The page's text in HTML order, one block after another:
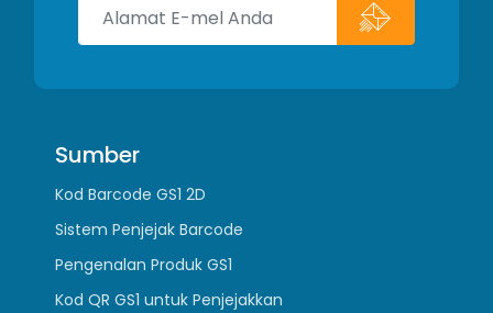
Sumber
Kod Barcode GS1 2D
Sistem Penjejak Barcode
Pengenalan Produk GS1
Kod QR GS1 untuk Penjejakkan